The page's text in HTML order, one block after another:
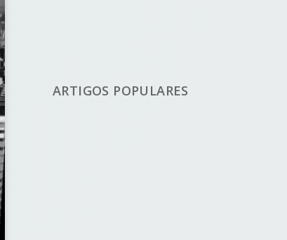
ARTIGOS POPULARES